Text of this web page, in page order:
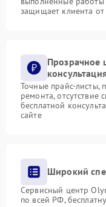
защищает клиента
Прозрачное
Точные прайс-листы,
ремонта, отсутствие
бесплатной
сайте
Широкий
Сервисный центр
по всей РФ,